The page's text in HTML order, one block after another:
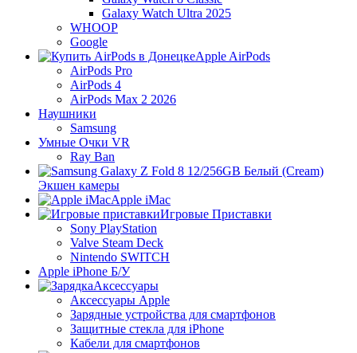
Galaxy Watch Ultra 2025
WHOOP
Google
Apple AirPods
AirPods Pro
AirPods 4
AirPods Max 2 2026
Наушники
Samsung
Умные Очки VR
Ray Ban
Экшен камеры
Apple iMac
Игровые Приставки
Sony PlayStation
Valve Steam Deck
Nintendo SWITCH
Apple iPhone Б/У
Аксессуары
Аксессуары Apple
Зарядные устройства для смартфонов
Защитные стекла для iPhone
Кабели для смартфонов